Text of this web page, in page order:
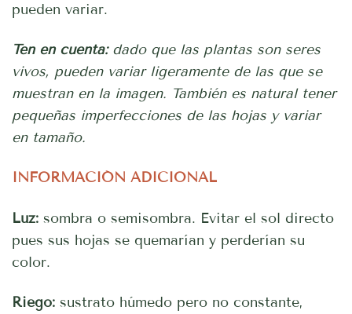
pueden variar.
Ten en cuenta:dado que las plantas son seres
vivos, pueden variar ligeramente de las que se
muestran en la imagen. También es natural tener
pequeñas imperfecciones de las hojas y variar
en tamaño.
INFORMACIÓN ADICIONAL
Luz: sombra o semisombra. Evitar el sol directo
pues sus hojas se quemarían y perderían su
color.
Riego: sustrato húmedo pero no constante,